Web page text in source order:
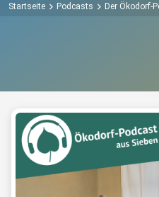
Startseite Podcasts Der Ökodorf-